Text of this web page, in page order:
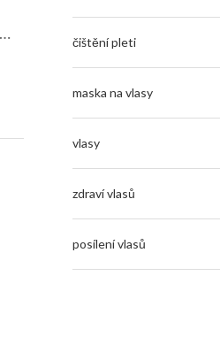
čištění pleti
maska na vlasy
vlasy
zdraví vlasů
posílení vlasů